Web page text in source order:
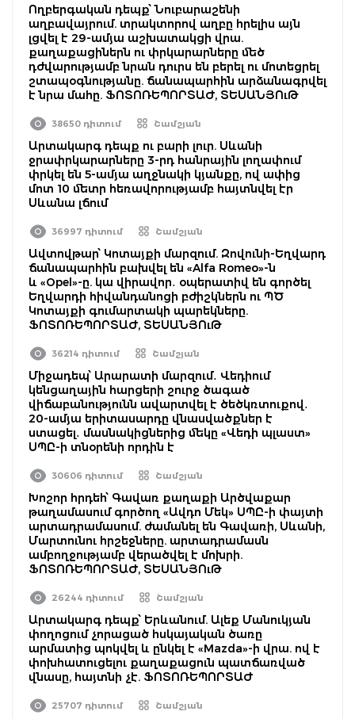
Ողբերգական դեպք՝ Նուբարաշենի
աղբավայրում. տրակտորով աղբը հրելիս այն
լցվել է 29-ամյա աշխատակցի վրա.
քաղաքացիներն ու փրկարարները մեծ
դժվարությամբ նրան դուրս են բերել ու մոտեցրել
շտապօգնությանը. ճանապարհին արձանագրվել
է նրա մահը. ՖՈՏՈՌԵՊՈՐՏԱԺ, ՏԵՍԱՆՅՈւԹ
38650 դիտում Շամշյան
Արտակարգ դեպք ու բարի լուր. Սևանի
ջրափրկարարները 3-րդ հանրային լողափում
փրկել են 5-ամյա աղջնակի կյանքը, ով ափից
մոտ 10 մետր հեռավորությամբ հայտնվել էր
Սևանա լճում
36997 դիտում Շամշյան
Ավտովթար՝ Կոտայքի մարզում. Զովունի-Եղվարդ
ճանապարհին բախվել են «Alfa Romeo»-ն
և «Opel»-ը. կա վիրավոր․ օպերատիվ են գործել
Եղվարդի հիվանդանոցի բժիշկներն ու ՊԾ
Կոտայքի գումարտակի պարեկները.
ՖՈՏՈՌԵՊՈՐՏԱԺ, ՏԵՍԱՆՅՈւԹ
36214 դիտում Շամշյան
Միջադեպ՝ Արարատի մարզում․ Վեդիում
կենցաղային հարցերի շուրջ ծագած
վիճաբանությունն ավարտվել է ծեծկռտուքով․
20-ամյա երիտասարդը վնասվածքներ է
ստացել․ մասնակիցներից մեկը «Վեդի պլաստ»
ՍՊԸ-ի տնօրենի որդին է
30606 դիտում Շամշյան
Խոշոր հրդեհ՝ Գավառ քաղաքի Արծվաքար
թաղամասում գործող «Ավդո Մեկ» ՍՊԸ-ի փայտի
արտադրամասում. ժամանել են Գավառի, Սևանի,
Մարտունու հրշեջները. արտադրամասն
ամբողջությամբ վերածվել է մոխրի.
ՖՈՏՈՌԵՊՈՐՏԱԺ, ՏԵՍԱՆՅՈւԹ
26244 դիտում Շամշյան
Արտակարգ դեպք՝ Երևանում. Ալեք Մանուկյան
փողոցում չորացած հսկայական ծառը
արմատից պոկվել և ընկել է «Mazda»-ի վրա. ով է
փոխհատուցելու քաղաքացուն պատճառված
վնասը, հայտնի չէ. ՖՈՏՈՌԵՊՈՐՏԱԺ
25707 դիտում Շամշյան